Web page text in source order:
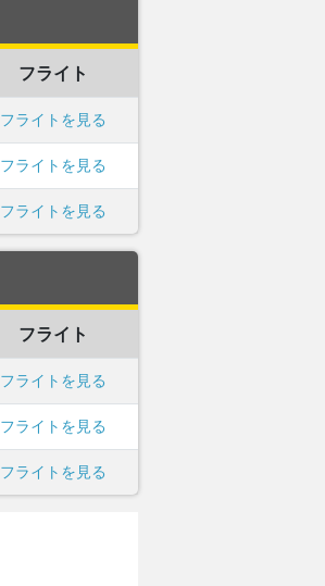
フライト
フライトを見る
フライトを見る
フライトを見る
フライト
フライトを見る
フライトを見る
フライトを見る